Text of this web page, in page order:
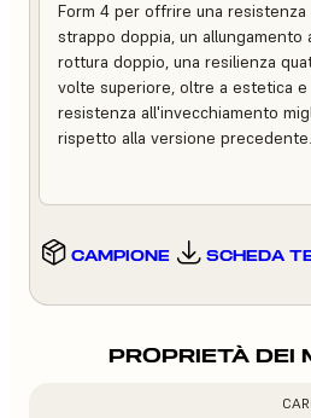
Form 4 per offrire una resistenza
strappo doppia, un allungamento
rottura doppio, una resilienza
volte superiore, oltre a estetica e
resistenza all'invecchiamento
rispetto alla versione precedente.
CAMPIONE SCHEDA
PROPRIETÀ DEI